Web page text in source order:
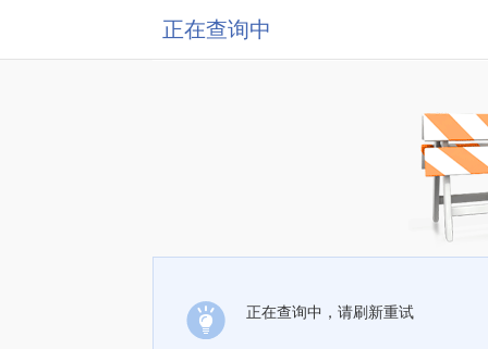
正在查询中
正在查询中，请刷新重试